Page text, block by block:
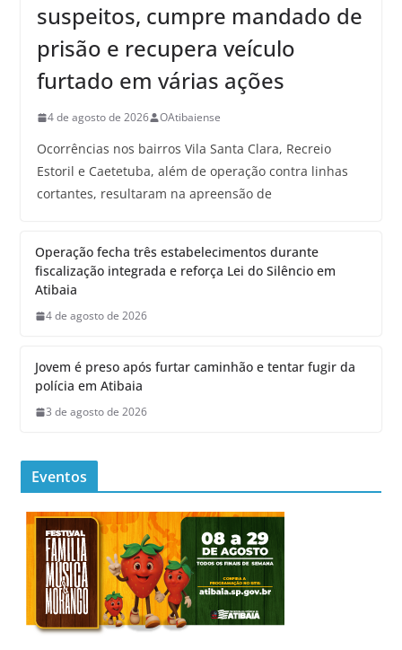
suspeitos, cumpre mandado de
prisão e recupera veículo
furtado em várias ações
4 de agosto de 2026 OAtibaiense
Ocorrências nos bairros Vila Santa Clara, Recreio
Estoril e Caetetuba, além de operação contra linhas
cortantes, resultaram na apreensão de
Operação fecha três estabelecimentos durante
fiscalização integrada e reforça Lei do Silêncio em
Atibaia
4 de agosto de 2026
Jovem é preso após furtar caminhão e tentar fugir da
polícia em Atibaia
3 de agosto de 2026
Eventos